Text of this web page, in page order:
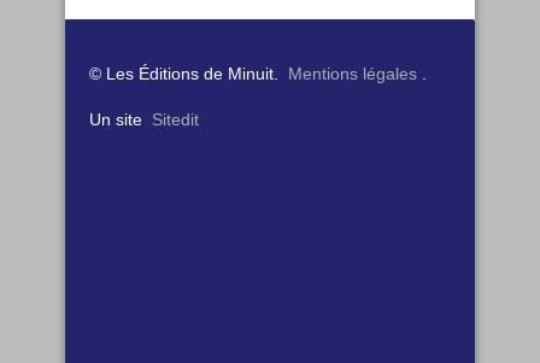
© Les Éditions de Minuit. Mentions légales
Un site Sitedit